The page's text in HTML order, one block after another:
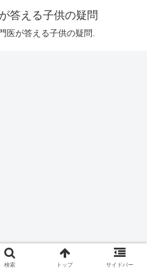
答える子供の疑問
医が答える子供の疑問.
検索 トップ サイドバー